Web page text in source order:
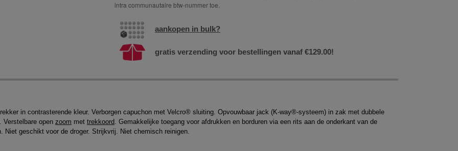
intra communautaire btw-nummer toe.
aankopen in bulk?
gratis verzending voor bestellingen vanaf €129.00!
in contrasterende kleur. Verborgen capuchon met Velcro® sluiting. Opvouwbaar jack (K-way®-systeem) in zak met dubbele
open zoom met trekkoord. Gemakkelijke toegang voor afdrukken en borduren via een rits aan de onderkant van de
Niet geschikt voor de droger. Strijkvrij. Niet chemisch reinigen.